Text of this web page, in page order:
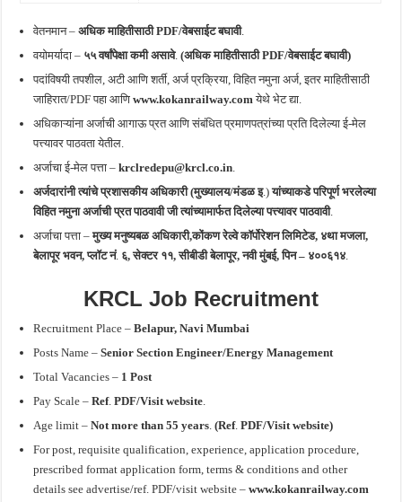
वेतनमान –अधिक माहितीसाठी PDF/वेबसाईट बघावी.
वयोमर्यादा – ५५ वर्षांपेक्षा कमी असावे.(अधिक माहितीसाठी PDF/वेबसाईट बघावी)
पदांविषयी तपशील, अटी आणि शर्ती, अर्ज प्रक्रिया, विहित नमुना अर्ज, इतर माहितीसाठी
जाहिरात/PDF पहा आणिwww.kokanrailway.com येथे भेट द्या.
अधिकाऱ्यांना अर्जाची आगाऊ प्रत आणि संबंधित प्रमाणपत्रांच्या प्रति दिलेल्या ई-मेल
पत्त्यावर पाठवता येतील.
अर्जाचा ई-मेल पत्ता –krclredepu@krcl.co.in
अर्जदारांनी त्यांचे प्रशासकीय अधिकारी (मुख्यालय/मंडळ इ.)यांच्याकडे परिपूर्ण भरलेल्या
विहित नमुना अर्जाची प्रत पाठवावी जी त्यांच्यामार्फत दिलेल्या पत्त्यावर पाठवावी.
अर्जाचा पत्ता –मुख्य मनुष्यबळ अधिकारी,कोंकण रेल्वे कॉर्पोरेशन लिमिटेड, ४था मजला,
बेलापूर भवन, प्लॉट नं. ६, सेक्टर ११, सीबीडी बेलापूर, नवी मुंबई, पिन – ४००६१४
KRCL Job Recruitment
Recruitment Place – Belapur, Navi Mumbai
Posts Name – Senior Section Engineer/Energy Management
Total Vacancies – 1 Post
Pay Scale –Ref. PDF/Visit website
Age limit –Not more than 55 years .(Ref. PDF/Visit website)
For post, requisite qualification, experience, application procedure,
prescribed format application form, terms & conditions and other
details see advertise/ref. PDF/visit website –www.kokanrailway.com